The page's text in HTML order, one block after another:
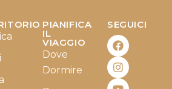
PIANIFICA
IL
VIAGGIO
Dove
Dormire
SEGUICI
F
a
c
e
b
I
n
s
t
a
Y
o
u
t
u